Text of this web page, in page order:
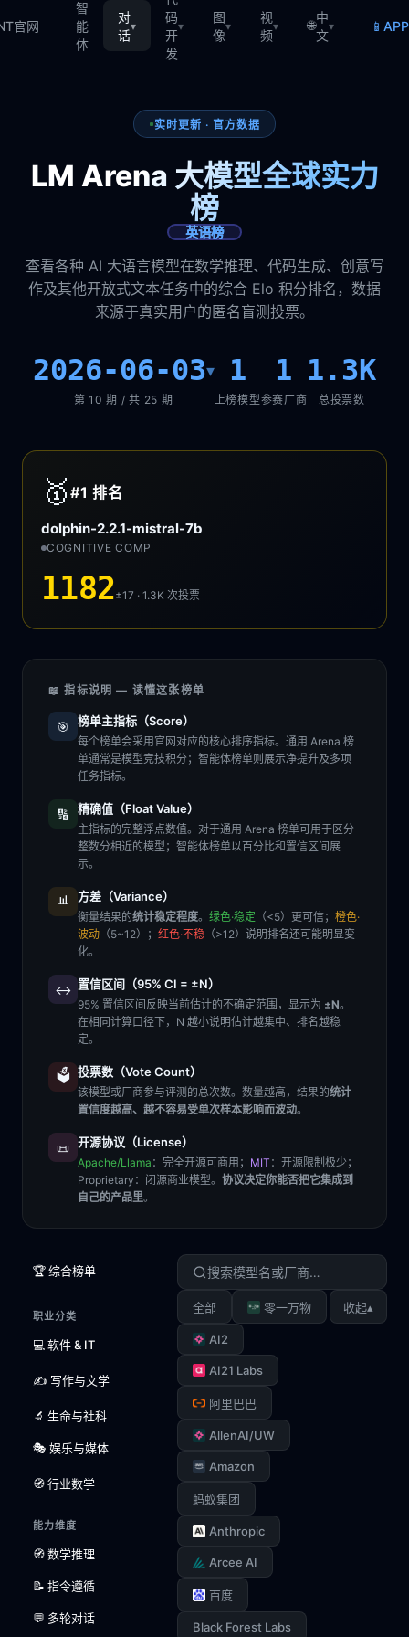
官网
智
能
体
对
话
▾
码
开
发
▾
图
像
▾
视
频
▾ 🌐
中
文
▾ 📱
实时更新 · 官方数据
LM Arena 大模型全球实力
榜
英语榜
查看各种 AI 大语言模型在数学推理、代码生成、创意写
作及其他开放式文本任务中的综合 Elo 积分排名，数据
来源于真实用户的匿名盲测投票。
2026-06-03▾
第 10 期 / 共 25 期
1
上榜模型
1
参赛厂商
1.3K
总投票数
🥇 #1排名
dolphin-2.2.1-mistral-7b
COGNITIVE COMP
1182±17 · 1.3K次投票
📖 指标说明 — 读懂这张榜单
🎯 榜单主指标（Score）
每个榜单会采用官网对应的核心排序指标。通用 Arena 榜
单通常是模型竞技积分；智能体榜单则展示净提升及多项
任务指标。
🔢 精确值（Float Value）
主指标的完整浮点数值。对于通用 Arena 榜单可用于区分
整数分相近的模型；智能体榜单以百分比和置信区间展
示。
📊 方差（Variance）
衡量结果的统计稳定程度。 绿色·稳定 （<5）更可信； 橙色·
波动 （5~12）； 红色·不稳 （>12）说明排名还可能明显变
化。
↔️ 置信区间（95% CI = ±N）
95% 置信区间反映当前估计的不确定范围，显示为 ±N。
在相同计算口径下，N 越小说明估计越集中、排名越稳
定。
🗳️ 投票数（Vote Count）
该模型或厂商参与评测的总次数。数量越高，结果的统计
置信度越高、越不容易受单次样本影响而波动。
📜 开源协议（License）
Apache/Llama ：完全开源可商用； MIT ：开源限制极少；
Proprietary ：闭源商业模型。 协议决定你能否把它集成到
自己的产品里。
🏆 综合榜单
职业分类
💻 软件 & IT
✍️ 写作与文学
🔬 生命与社科
🎭 娱乐与媒体
🧭 行业数学
能力维度
🧭 数学推理
📝 指令遵循
💬 多轮对话
全部 零一万物
AI2
AI21 Labs
阿里巴巴
AllenAI/UW
Amazon
蚂蚁集团
Anthropic
Arcee AI
百度
Black Forest Labs
收起▴